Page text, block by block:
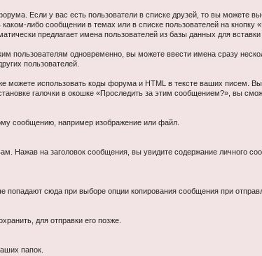
Если у вас есть пользователи в списке друзей, то вы можете
либо сообщении в темах или в списке пользователей на кнопку
предлагает имена пользователей из базы данных для
пользователям одновременно, вы можете ввести имена сразу
пользователей.
можете использовать коды форума и HTML в тексте ваших писем.
галочки в окошке «Проследить за этим сообщением?», вы
сообщению, например изображение или файл.
Нажав на заголовок сообщения, вы увидите содержание
попадают сюда при выборе опции копирования сообщения при
для отправки его позже.
папок.